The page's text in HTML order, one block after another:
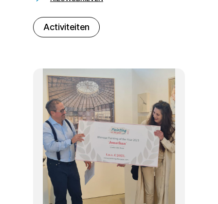
Activiteiten
232323